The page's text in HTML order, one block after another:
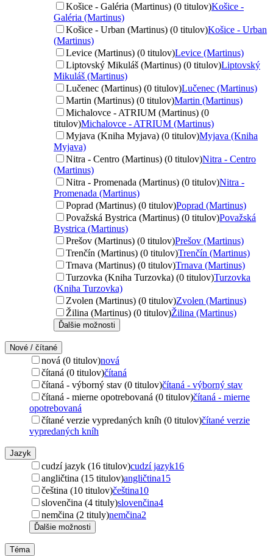
Košice - Galéria (Martinus) (0 titulov)Košice -
Galéria (Martinus)
Košice - Urban (Martinus) (0 titulov)Košice - Urban
(Martinus)
Levice (Martinus) (0 titulov)Levice (Martinus)
Liptovský Mikuláš (Martinus) (0 titulov)Liptovský
Mikuláš (Martinus)
Lučenec (Martinus) (0 titulov)Lučenec (Martinus)
Martin (Martinus) (0 titulov)Martin (Martinus)
Michalovce - ATRIUM (Martinus) (0
titulov)Michalovce - ATRIUM (Martinus)
Myjava (Kniha Myjava) (0 titulov)Myjava (Kniha
Myjava)
Nitra - Centro (Martinus) (0 titulov)Nitra - Centro
(Martinus)
Nitra - Promenada (Martinus) (0 titulov)Nitra -
Promenada (Martinus)
Poprad (Martinus) (0 titulov)Poprad (Martinus)
Považská Bystrica (Martinus) (0 titulov)Považská
Bystrica (Martinus)
Prešov (Martinus) (0 titulov)Prešov (Martinus)
Trenčín (Martinus) (0 titulov)Trenčín (Martinus)
Trnava (Martinus) (0 titulov)Trnava (Martinus)
Turzovka (Kniha Turzovka) (0 titulov)Turzovka
(Kniha Turzovka)
Zvolen (Martinus) (0 titulov)Zvolen (Martinus)
Žilina (Martinus) (0 titulov)Žilina (Martinus)
Ďalšie možnosti
Nové / čítané
nová (0 titulov)nová
čítaná (0 titulov)čítaná
čítaná - výborný stav (0 titulov)čítaná - výborný stav
čítaná - mierne opotrebovaná (0 titulov)čítaná - mierne
opotrebovaná
čítané verzie vypredaných kníh (0 titulov)čítané verzie
vypredaných kníh
Jazyk
cudzí jazyk (16 titulov)cudzí jazyk16
angličtina (15 titulov)angličtina15
čeština (10 titulov)čeština10
slovenčina (4 tituly)slovenčina4
nemčina (2 tituly)nemčina2
Ďalšie možnosti
Téma